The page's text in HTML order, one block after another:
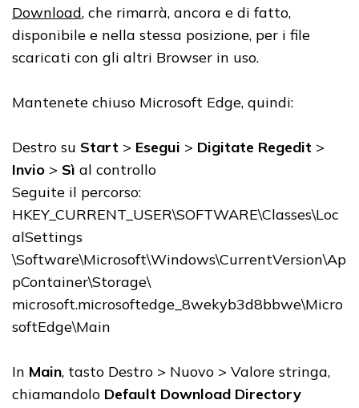
Download, che rimarrà, ancora e di fatto,
disponibile e nella stessa posizione, per i file
scaricati con gli altri Browser in uso.
Mantenete chiuso Microsoft Edge, quindi:
Destro su Start > Esegui > Digitate Regedit >
Invio > Sì al controllo
Seguite il percorso:
HKEY_CURRENT_USER\SOFTWARE\Classes\Loc
alSettings
\Software\Microsoft\Windows\CurrentVersion\Ap
pContainer\Storage\
microsoft.microsoftedge_8wekyb3d8bbwe\Micro
softEdge\Main
In Main, tasto Destro > Nuovo > Valore stringa,
chiamandolo Default Download Directory